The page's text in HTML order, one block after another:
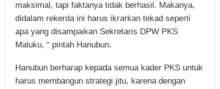
maksimal, tapi faktanya tidak berhasil. Makanya,
didalam rekerda ini harus ikrarkan tekad seperti
apa yang disampaikan Sekretaris DPW PKS
Maluku, “ pintah Hanubun.
Hanubun berharap kepada semua kader PKS untuk
harus membangun strategi jitu, karena dengan